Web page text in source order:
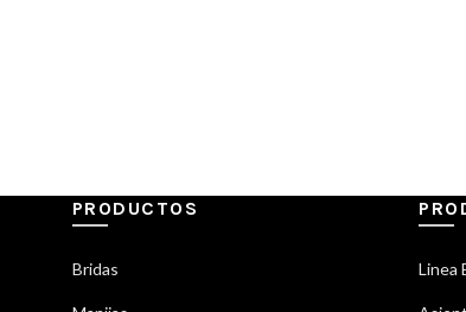
PRODUCTOS
Bridas Linea